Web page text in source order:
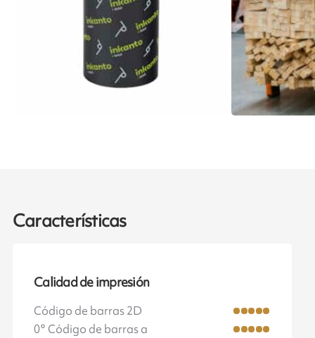
Características
Calidad de impresión
Código de barras 2D
0° Código de barras a